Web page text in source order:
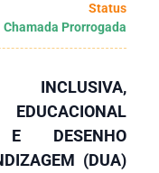
Status
Chamada Prorrogada
INCLUSIVA,
E DESENHO
(DUA)